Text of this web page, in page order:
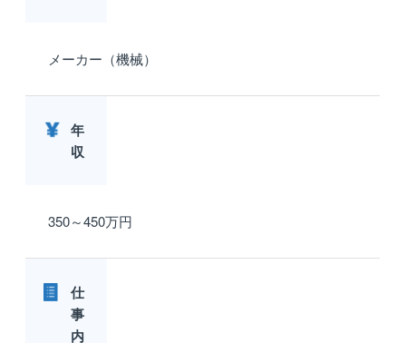
メーカー（機械）
年
収
350～450万円
仕
事
内